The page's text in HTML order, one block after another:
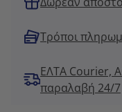
Τρόποι
ΕΛΤΑ Courier,
παραλαβή 24/7